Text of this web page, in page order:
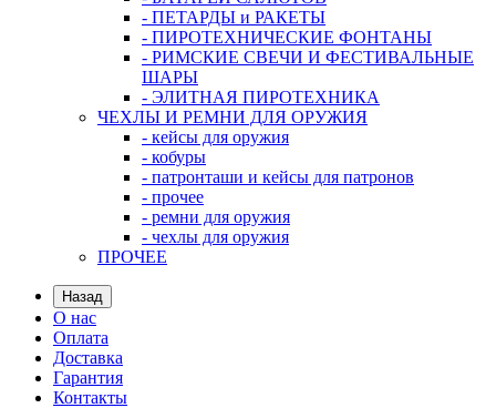
- ПЕТАРДЫ и РАКЕТЫ
- ПИРОТЕХНИЧЕСКИЕ ФОНТАНЫ
- РИМСКИЕ СВЕЧИ И ФЕСТИВАЛЬНЫЕ
ШАРЫ
- ЭЛИТНАЯ ПИРОТЕХНИКА
ЧЕХЛЫ И РЕМНИ ДЛЯ ОРУЖИЯ
- кейсы для оружия
- кобуры
- патронташи и кейсы для патронов
- прочее
- ремни для оружия
- чехлы для оружия
ПРОЧЕЕ
Назад
О нас
Оплата
Доставка
Гарантия
Контакты